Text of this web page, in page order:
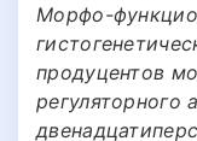
Морфо-
продуцентов
регуляторного